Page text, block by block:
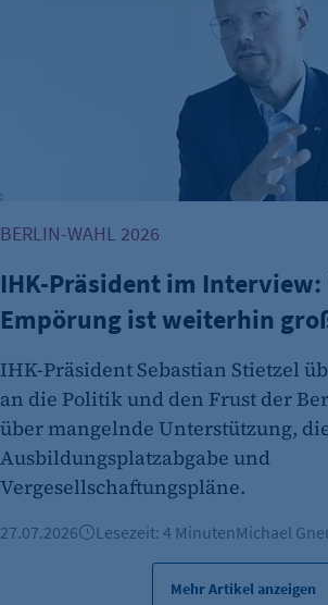
Erkennung, ob bei dem Besucher
Scrolltiefe gemessen wird.
Cookie Laufzeit:
BERLIN-WAHL 2026
IHK-Präsident im
Empörung ist weiterhin
IHK-Präsident Sebastian Stietzel
an die Politik und den Frust der
über mangelnde Unterstützung,
Ausbildungsplatzabgabe und
Vergesellschaftungspläne.
27.07.2026 Lesezeit: 4 MinutenMichael
Mehr Artikel anzeigen